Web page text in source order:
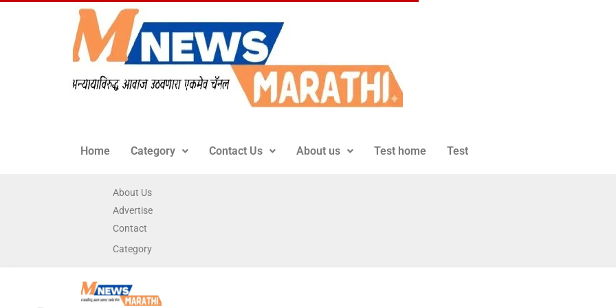
Home Category Contact Us About us Test home Test
About Us
Advertise
Contact
Category